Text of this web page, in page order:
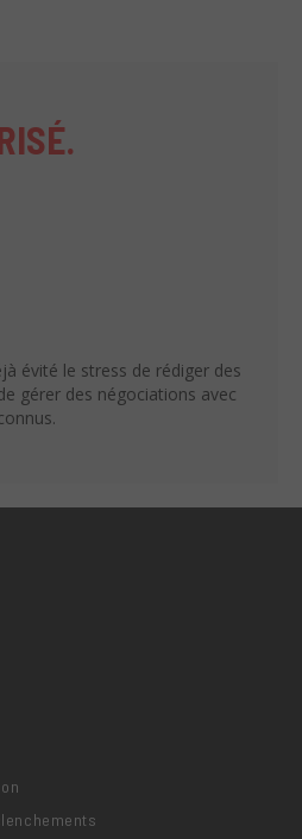
évité le stress de rédiger des
gérer des négociations avec